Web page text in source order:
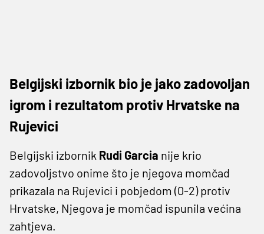
Belgijski izbornik bio je jako zadovoljan
igrom i rezultatom protiv Hrvatske na
Rujevici
Belgijski izbornik Rudi Garcia nije krio
zadovoljstvo onime što je njegova momčad
prikazala na Rujevici i pobjedom (0-2) protiv
Hrvatske, Njegova je momčad ispunila većina
zahtjeva.